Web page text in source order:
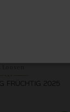
FRÜCHTIG 2025